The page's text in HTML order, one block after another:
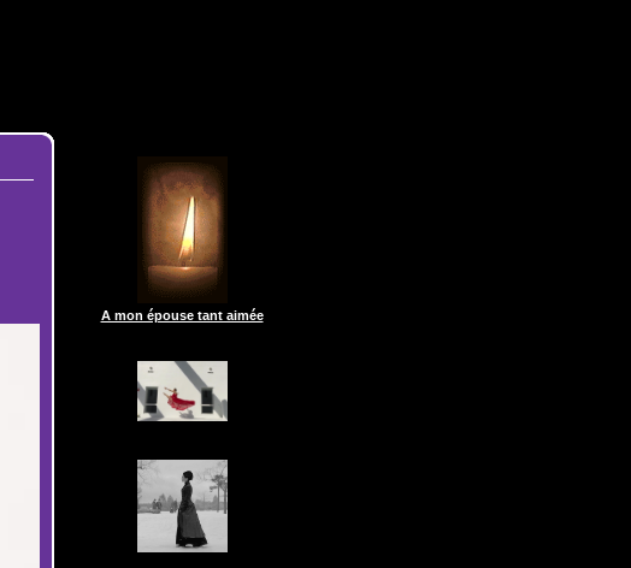
A mon épouse tant aimée